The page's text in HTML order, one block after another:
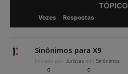
TÓPICO
Vozes Respostas
Sinônimos para X9
Iniciado por: Juristas em: Sinônimos
0 0